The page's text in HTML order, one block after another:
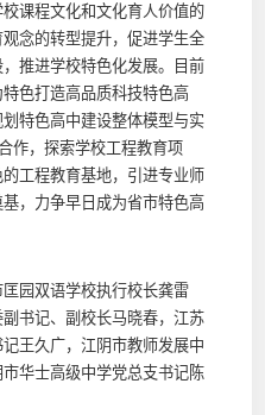
课程文化和文化育人价值的
念的转型提升，促进学生全
推进学校特色化发展。目前
色打造高品质科技特色高
特色高中建设整体模型与实
作，探索学校工程教育项
工程教育基地，引进专业师
，力争早日成为省市特色高
园双语学校执行校长龚雷
书记、副校长马晓春，江苏
王久广，江阴市教师发展中
华士高级中学党总支书记陈